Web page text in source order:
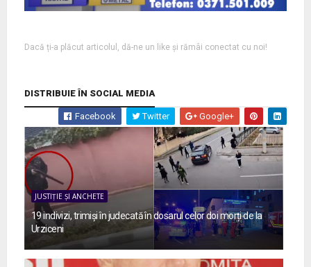
Dacă ți-a plăcut articolul, dă-ne un like și rămâi conectat cu noi!
DISTRIBUIE ÎN SOCIAL MEDIA
Facebook Twitter Google+
JUSTIȚIE ȘI ANCHETE
19 indivizi, trimiși în judecată în dosarul celor doi morți de la
Urziceni